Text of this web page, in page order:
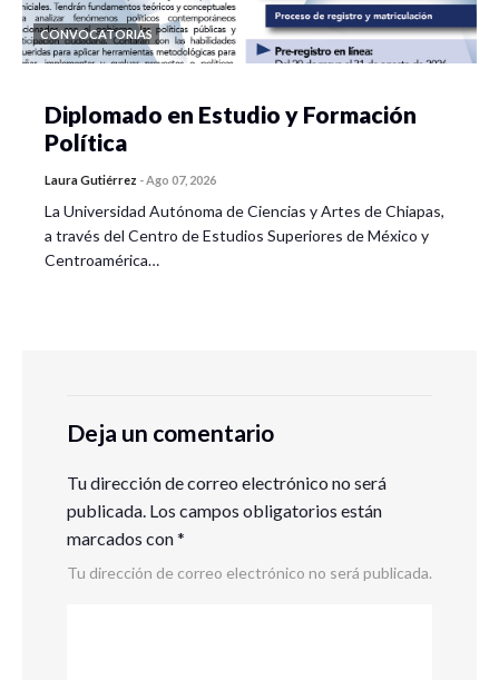
CONVOCATORIAS
Diplomado en Estudio y Formación
Política
Laura Gutiérrez -Ago 07, 2026
La Universidad Autónoma de Ciencias y Artes de Chiapas,
a través del Centro de Estudios Superiores de México y
Centroamérica…
Deja un comentario
Tu dirección de correo electrónico no será
publicada. Los campos obligatorios están
marcados con*
Tu dirección de correo electrónico no será publicada.